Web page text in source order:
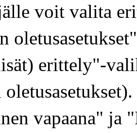
voit valita
erittely"-
vapaana" ja